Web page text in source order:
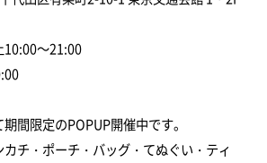
～21:00
間限定のPOPUP開催中です。
チ・ポーチ・バッグ・てぬぐい・ティ